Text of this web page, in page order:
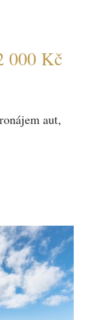
000 Kč
aut,